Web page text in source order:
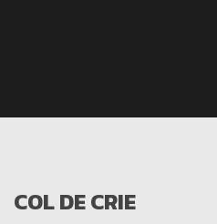
COL DE CRIE